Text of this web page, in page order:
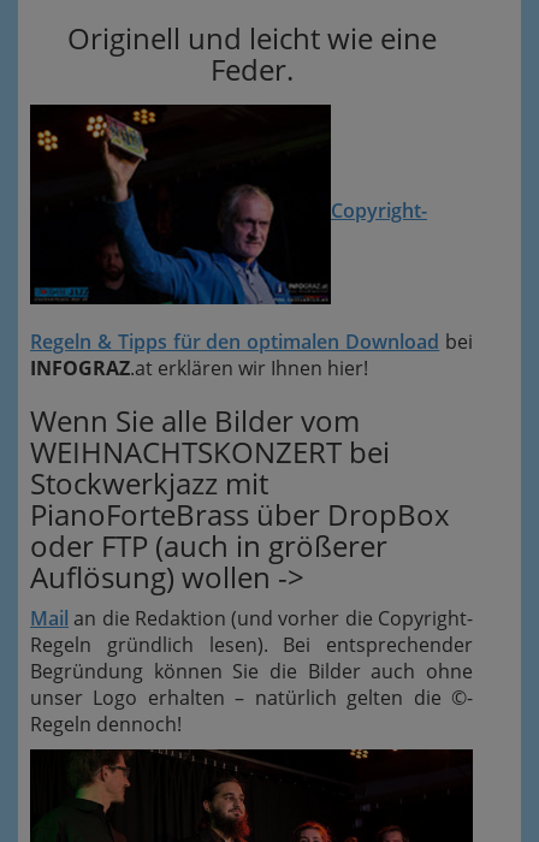
Originell und leicht wie eine
Feder.
Copyright-
Regeln & Tipps für den optimalen Download bei
INFOGRAZ.at erklären wir Ihnen hier!
Wenn Sie alle Bilder vom
WEIHNACHTSKONZERT bei
Stockwerkjazz mit
PianoForteBrass über DropBox
oder FTP (auch in größerer
Auflösung) wollen ->
Mail an die Redaktion (und vorher die Copyright-
Regeln gründlich lesen). Bei entsprechender
Begründung können Sie die Bilder auch ohne
unser Logo erhalten – natürlich gelten die ©-
Regeln dennoch!